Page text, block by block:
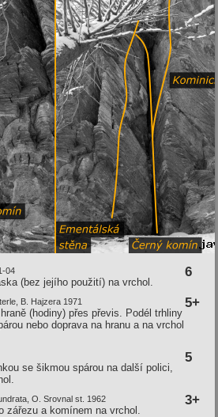
04 6
(bez jejího použití) na vrchol.
B. Hajzera 1971 5+
(hodiny) přes převis. Podél trhliny
nebo doprava na hranu a na vrchol
5
se šikmou spárou na další polici,
O. Srovnal st. 1962 3+
a komínem na vrchol.